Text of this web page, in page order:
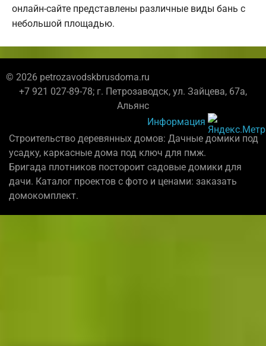
онлайн-сайте представлены различные виды бань с
небольшой площадью.
© 2026 petrozavodskbrusdoma.ru
+7 921 027-89-78; г. Петрозаводск, ул. Зайцева, 67а,
Альянс
Информация
Строительство деревянных домов: Дачные домики под
усадку, каркасные дома под ключ для пмж.
Бригада плотников постороит садовые домики для
дачи. Каталог проектов с фото и ценами: заказать
домокомплект.